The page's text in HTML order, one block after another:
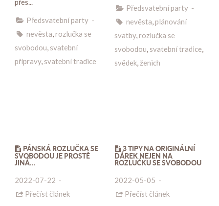
přes...
Předsvatební party -
nevěsta,rozlučka se
svobodou, svatební
přípravy, svatební tradice
Předsvatební party -
nevěsta,plánování
svatby,rozlučka se
svobodou, svatební tradice,
svědek, ženich
PÁNSKÁ ROZLUČKA SE
SVOBODOU JE PROSTĚ
JINÁ…
2022-07-22 -
Přečíst článek
3 TIPY NA ORIGINÁLNÍ
DÁREK NEJEN NA
ROZLUČKU SE SVOBODOU
2022-05-05 -
Přečíst článek